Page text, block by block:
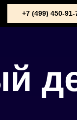
+7 (499) 450-91-